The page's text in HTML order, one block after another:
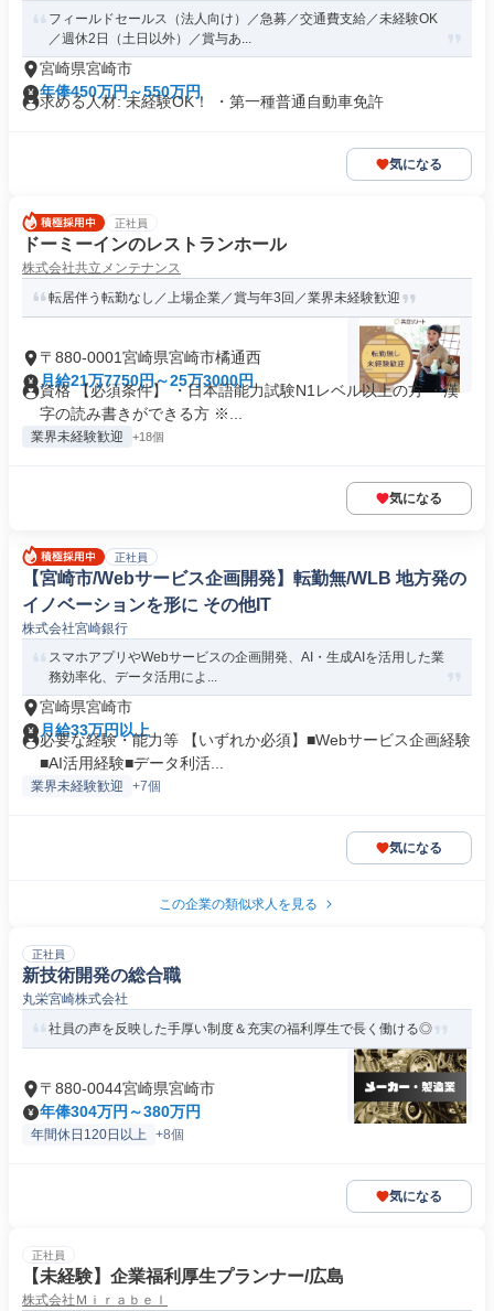
フィールドセールス（法人向け）／急募／交通費支給／未経験OK
／週休2日（土日以外）／賞与あ...
宮崎県宮崎市
年俸450万円～550万円
求める人材: 未経験OK！ ・第一種普通自動車免許
気になる
正社員
ドーミーインのレストランホール
株式会社共立メンテナンス
転居伴う転勤なし／上場企業／賞与年3回／業界未経験歓迎
〒880-0001宮崎県宮崎市橘通西
月給21万7750円～25万3000円
資格 【必須条件】 ・日本語能力試験N1レベル以上の方 ・漢
字の読み書きができる方 ※...
業界未経験歓迎 +18個
気になる
正社員
【宮崎市/Webサービス企画開発】転勤無/WLB 地方発の
イノベーションを形に その他IT
株式会社宮崎銀行
スマホアプリやWebサービスの企画開発、AI・生成AIを活用した業
務効率化、データ活用によ...
宮崎県宮崎市
月給33万円以上
必要な経験・能力等 【いずれか必須】■Webサービス企画経験
■AI活用経験■データ利活...
業界未経験歓迎 +7個
気になる
この企業の類似求人を見る
正社員
新技術開発の総合職
丸栄宮崎株式会社
社員の声を反映した手厚い制度＆充実の福利厚生で長く働ける◎
〒880-0044宮崎県宮崎市
年俸304万円～380万円
年間休日120日以上 +8個
気になる
正社員
【未経験】企業福利厚生プランナー/広島
株式会社Ｍｉｒａｂｅｌ